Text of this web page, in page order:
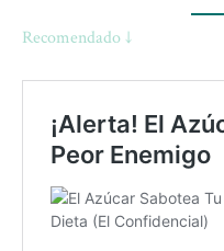
Recomendado ↓